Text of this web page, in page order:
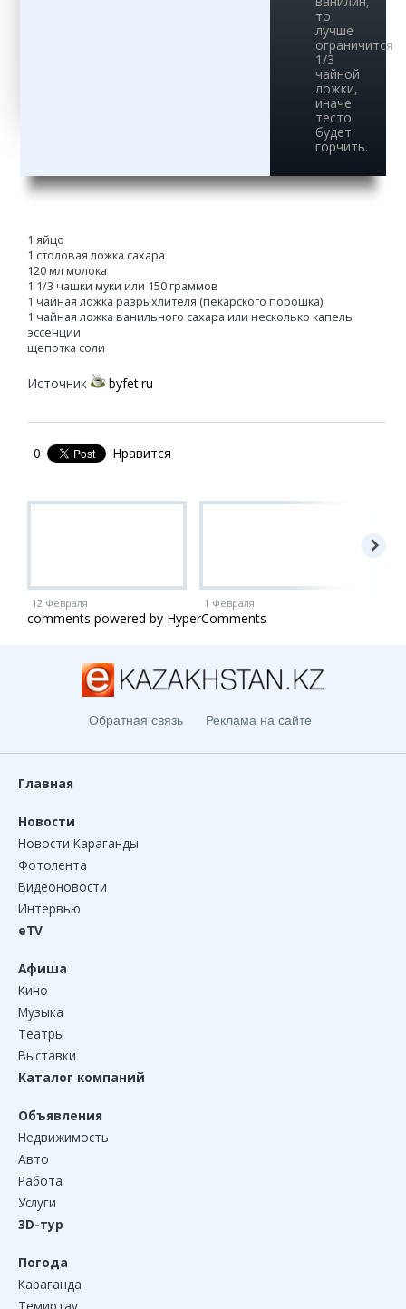
то
лучше
ограничится
1/3
чайной
ложки,
иначе
тесто
будет
горчить.
1 яйцо
1 столовая ложка сахара
120 мл молока
1 1/3 чашки муки или 150 граммов
1 чайная ложка разрыхлителя (пекарского порошка)
1 чайная ложка ванильного сахара или несколько капель
эссенции
щепотка соли
Источник byfet.ru
0 Нравится
12 Февраля 1 Февраля
comments powered by HyperComments
Обратная связь Реклама на сайте
Главная
Новости
Новости Караганды
Фотолента
Видеоновости
Интервью
eTV
Афиша
Кино
Музыка
Театры
Выставки
Каталог компаний
Объявления
Недвижимость
Авто
Работа
Услуги
3D-тур
Погода
Караганда
Темиртау